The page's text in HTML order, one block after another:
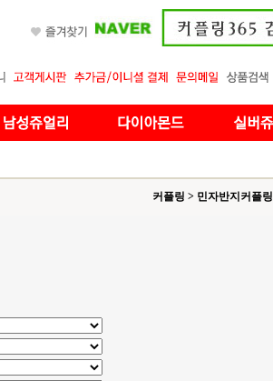
커플링 > 민자반지커플링